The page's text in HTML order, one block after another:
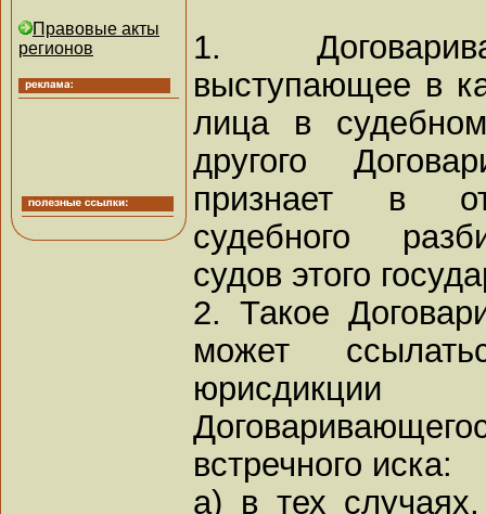
Правовые акты
регионов
1.
выступающее в
лица в
другого
признает в
судебного
судов этого
2. Такое
может
встречного иска:
a) в тех